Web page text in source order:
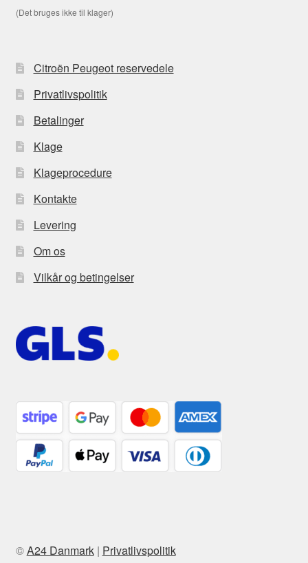
(Det bruges ikke til klager)
Citroën Peugeot reservedele
Privatlivspolitik
Betalinger
Klage
Klageprocedure
Kontakte
Levering
Om os
Vilkår og betingelser
©A24 Danmark| Privatlivspolitik